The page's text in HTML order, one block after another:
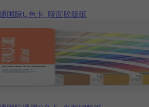
国际U色卡_哑面胶版纸